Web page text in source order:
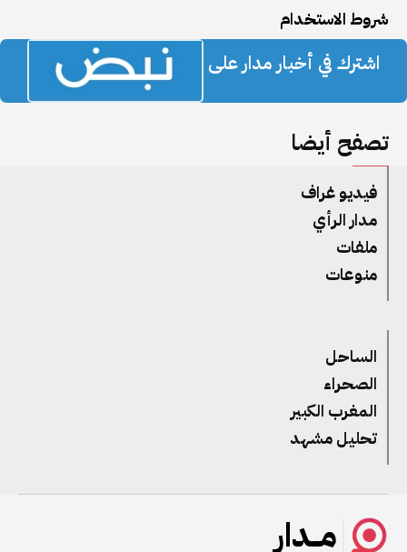
شروط الاستخدام
اشترك في أخبار مدار على
تصفح أيضا
فيديو غراف
مدار الرأي
ملفات
منوعات
الساحل
الصحراء
المغرب الكبير
تحليل مشهد
مــدار